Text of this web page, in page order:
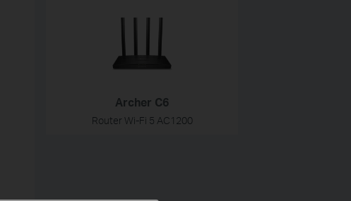
Archer C6
Router Wi-Fi 5 AC1200